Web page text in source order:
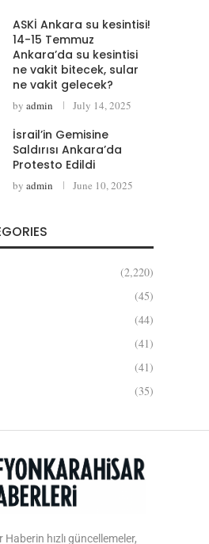
ASKİ Ankara su kesintisi!
14-15 Temmuz
Ankara’da su kesintisi
ne vakit bitecek, sular
ne vakit gelecek?
by admin July 14, 2025
İsrail’in Gemisine
Saldırısı Ankara’da
Protesto Edildi
by admin June 10, 2025
(2,220)
(45)
(44)
(41)
(41)
(35)
hızlı güncellemeler,